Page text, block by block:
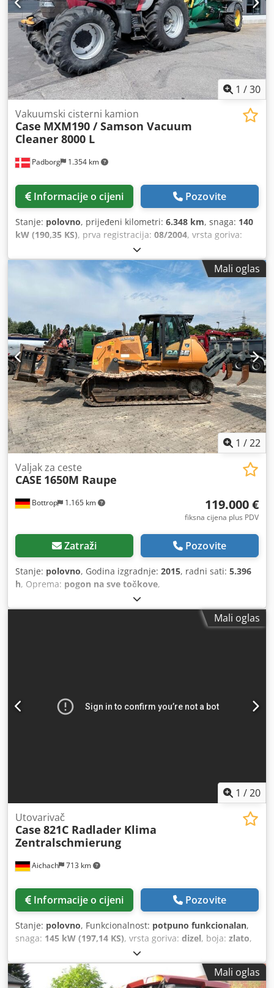
1 /30
Padborg 1.354 km
Vakuumski cisterni kamion
Case MXM190 / Samson Vacuum
Cleaner 8000 L
Informacije o cijeni Pozovite
Stanje: polovno, prijeđeni kilometri: 6.348 km, snaga: 140
kW (190,35 KS), prva registracija: 08/2004, vrsta goriva:
2004,
Mali oglas
1 /22
Bottrop 1.165 km
Valjak za ceste
CASE 1650M Raupe
119.000 €
fiksna cijena plus PDV
Zatraži Pozovite
Stanje: polovno, Godina izgradnje: 2015, radni sati: 5.396
h, Oprema: pogon na sve točkove,
Mali oglas
1 /20
Aichach 713 km
Utovarivač
Case 821C Radlader Klima
Zentralschmierung
Informacije o cijeni Pozovite
Stanje: polovno, Funkcionalnost: potpuno funkcionalan,
snaga: 145 kW (197,14 KS), vrsta goriva: dizel, boja: zlato,
, Godina izgradnje:
sati:8.000 h, Oprema:centralizirani sustav za
podmazivanje, kabina, klima-uređaj, Mali oglas